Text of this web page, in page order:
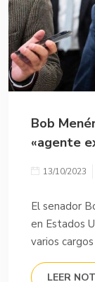
Bob
«agente
13/10/2023
El senador
en Estados
varios
LEER